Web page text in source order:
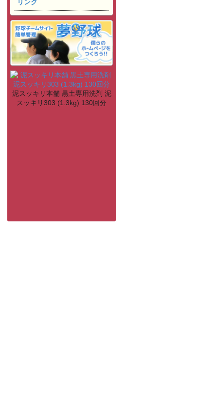
リンク
泥スッキリ本舗 黒土専用洗剤 泥
スッキリ303 (1.3kg) 130回分